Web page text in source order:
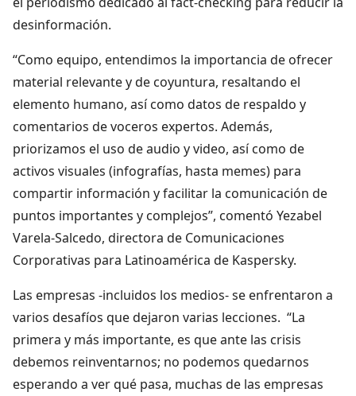
desinformación.
“Como equipo, entendimos la importancia de ofrecer
material relevante y de coyuntura, resaltando el
elemento humano, así como datos de respaldo y
comentarios de voceros expertos. Además,
priorizamos el uso de audio y video, así como de
activos visuales (infografías, hasta memes) para
compartir información y facilitar la comunicación de
puntos importantes y complejos”, comentó Yezabel
Varela-Salcedo, directora de Comunicaciones
Corporativas para Latinoamérica de Kaspersky.
Las empresas -incluidos los medios- se enfrentaron a
varios desafíos que dejaron varias lecciones. “La
primera y más importante, es que ante las crisis
debemos reinventarnos; no podemos quedarnos
esperando a ver qué pasa, muchas de las empresas